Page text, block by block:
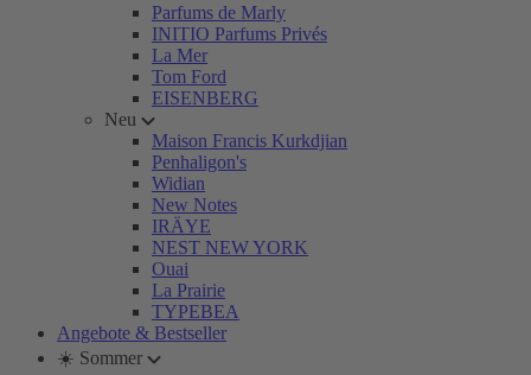
Parfums de Marly
INITIO Parfums Privés
La Mer
Tom Ford
EISENBERG
Neu
Maison Francis Kurkdjian
Penhaligon's
Widian
New Notes
IRÄYE
NEST NEW YORK
Ouai
La Prairie
TYPEBEA
Angebote & Bestseller
☀️ Sommer